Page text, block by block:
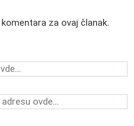
za ovaj članak.